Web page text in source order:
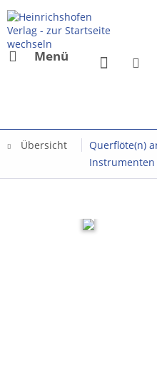
Menü
Übersicht
Querflöte(n)
Instrumenten